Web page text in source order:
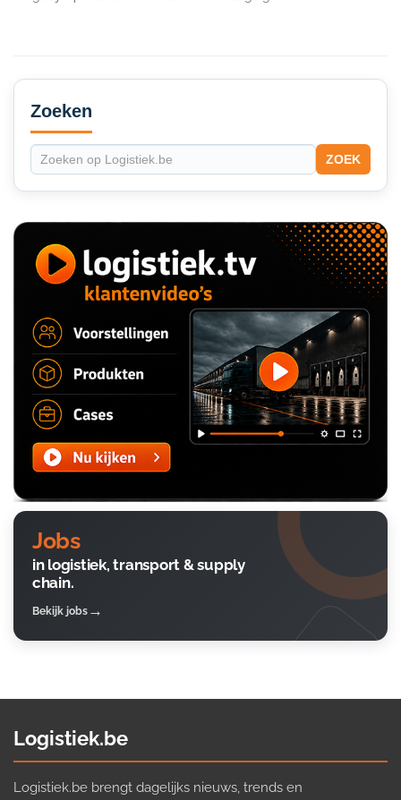
Secondary
Sidebar
Zoeken
ZOEK
Jobs
in logistiek, transport & supply
chain.
Bekijk jobs
Logistiek.be
Logistiek.be brengt dagelijks nieuws, trends en